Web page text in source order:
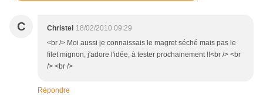
C Christel 18/02/2010 09:29
<br /> Moi aussi je connaissais le magret séché mais pas le
filet mignon, j'adore l'idée, à tester prochainement !!<br /> <br
/> <br />
Répondre